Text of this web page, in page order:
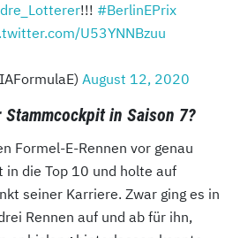
!!! #BerlinEPrix
U53YNNBzuu
August 12, 2020
in Saison 7?
Formel-E-Rennen vor genau
in die Top 10 und holte auf
seiner Karriere. Zwar ging es in
Rennen auf und ab für ihn,